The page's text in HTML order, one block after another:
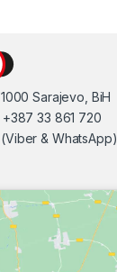
Sarajevo, BiH
33 861 720
& WhatsApp)